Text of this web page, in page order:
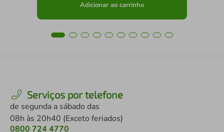
Adicionar ao carrinho
Serviços por telefone
de segunda a sábado das
08h às 20h40 (Exceto feriados)
0800 724 4770